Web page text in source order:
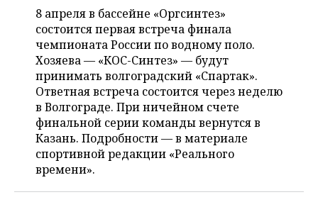
ONLINE-КОНФЕРЕНЦИИ
ОТКРЫТАЯ ЛЕКЦИЯ
ХОККЕЙ
БАСКЕТБОЛ
ВОЛЕЙБОЛ
КИБЕРСПОРТ
ФИГУРНОЕ КАТАНИЕ
ВЛАСТЬ
ИНФРАСТРУКТУРА
ИСТОРИЯ
КУЛЬТУРА
МЕДИЦИНА
СЮЖЕТЫ
СПРАВОЧНИК
СПИСОК ПЕРСОН
СПИСОК КОМПАНИЙ
ПОЛНАЯ ВЕРСИЯ
8 апреля в бассейне «Оргсинтез»
состоится первая встреча финала
чемпионата России по водному поло.
Хозяева — «КОС-Синтез» — будут
принимать волгоградский «Спартак».
Ответная встреча состоится через неделю
в Волгограде. При ничейном счете
финальной серии команды вернутся в
Казань. Подробности — в материале
спортивной редакции «Реального
времени».